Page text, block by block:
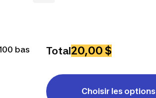
bas
Total20,00 $
Choisir les options